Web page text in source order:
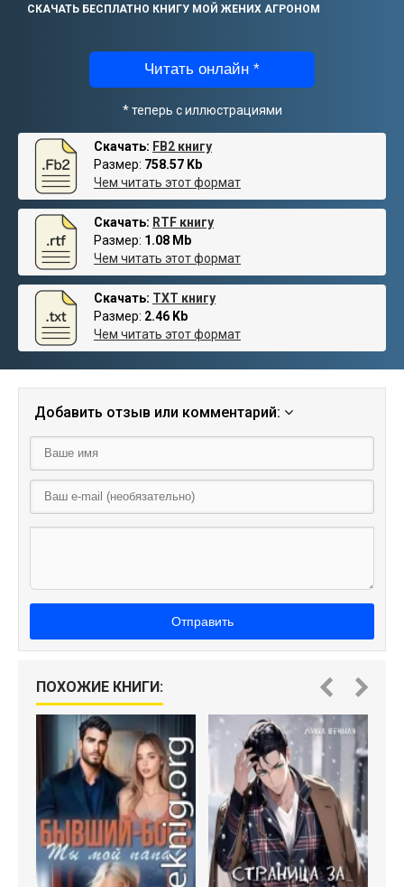
СКАЧАТЬ БЕСПЛАТНО КНИГУ МОЙ ЖЕНИХ АГРОНОМ
Читать онлайн *
* теперь с иллюстрациями
Скачать: FB2 книгу
Размер: 758.57 Kb
Чем читать этот формат
Скачать: RTF книгу
Размер: 1.08 Mb
Чем читать этот формат
Скачать: TXT книгу
Размер: 2.46 Kb
Чем читать этот формат
Добавить отзыв или комментарий:
Отправить
ПОХОЖИЕ КНИГИ: